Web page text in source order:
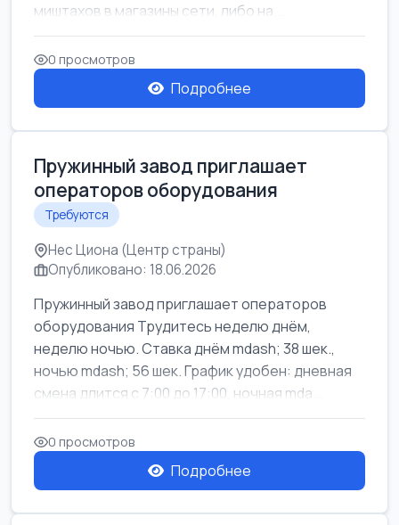
миштахов в магазины сети, либо на...
0 просмотров
Подробнее
Пружинный завод приглашает
операторов оборудования
Требуются
Нес Циона (Центр страны)
Опубликовано: 18.06.2026
Пружинный завод приглашает операторов
оборудования Трудитесь неделю днём,
неделю ночью. Ставка днём mdash; 38 шек.,
ночью mdash; 56 шек. График удобен: дневная
смена длится с 7:00 до 17:00, ночная mda...
0 просмотров
Подробнее